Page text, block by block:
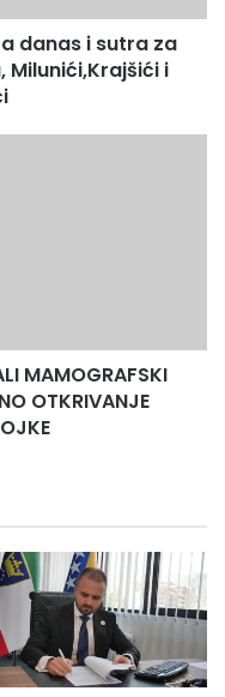
kvalitete i
poslovima;
buku u trajanju od
danas i sutra za
Milunići,Krajšići i
MAMOGRAFSKI
OTKRIVANJE